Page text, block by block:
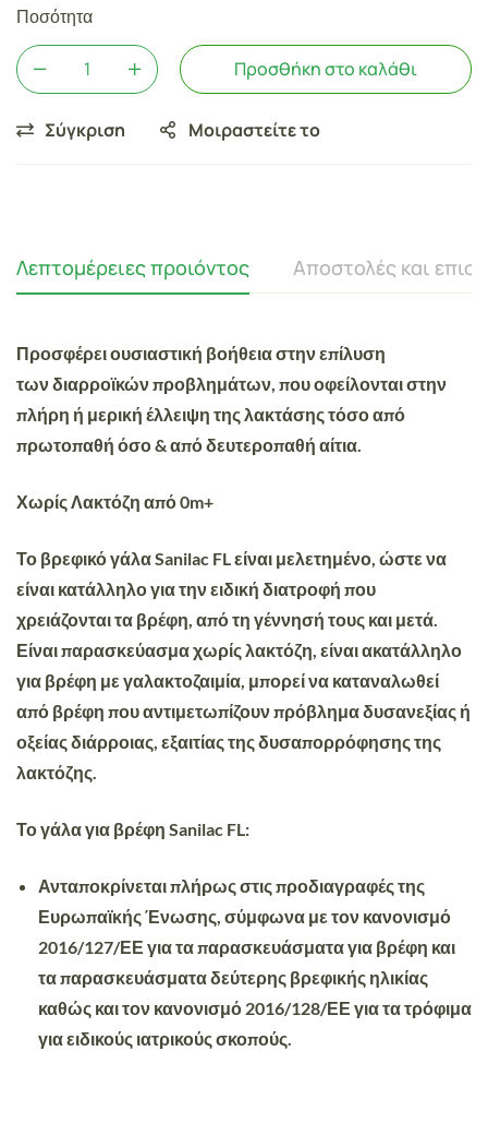
Ποσότητα
Προσθήκη στο καλάθι
Σύγκριση Μοιραστείτε το
Λεπτομέρειες προιόντος Αποστολές και
Προσφέρει ουσιαστική βοήθεια στην επίλυση
των διαρροϊκών προβλημάτων, που οφείλονται στην
πλήρη ή μερική έλλειψη της λακτάσης τόσο από
πρωτοπαθή όσο & από δευτεροπαθή αίτια.
Χωρίς Λακτόζη από 0m+
Το βρεφικό γάλα Sanilac FL είναι μελετημένο, ώστε να
είναι κατάλληλο για την ειδική διατροφή που
χρειάζονται τα βρέφη, από τη γέννησή τους και μετά.
Είναι παρασκεύασμα χωρίς λακτόζη, είναι ακατάλληλο
για βρέφη με γαλακτοζαιμία, μπορεί να καταναλωθεί
από βρέφη που αντιμετωπίζουν πρόβλημα δυσανεξίας ή
οξείας διάρροιας, εξαιτίας της δυσαπορρόφησης της
λακτόζης.
Το γάλα για βρέφη Sanilac FL:
Ανταποκρίνεται πλήρως στις προδιαγραφές της
Ευρωπαϊκής Ένωσης, σύμφωνα με τον κανονισμό
2016/127/ΕΕ για τα παρασκευάσματα για βρέφη και
τα παρασκευάσματα δεύτερης βρεφικής ηλικίας
καθώς και τον κανονισμό 2016/128/ΕΕ για τα τρόφιμα
για ειδικούς ιατρικούς σκοπούς.